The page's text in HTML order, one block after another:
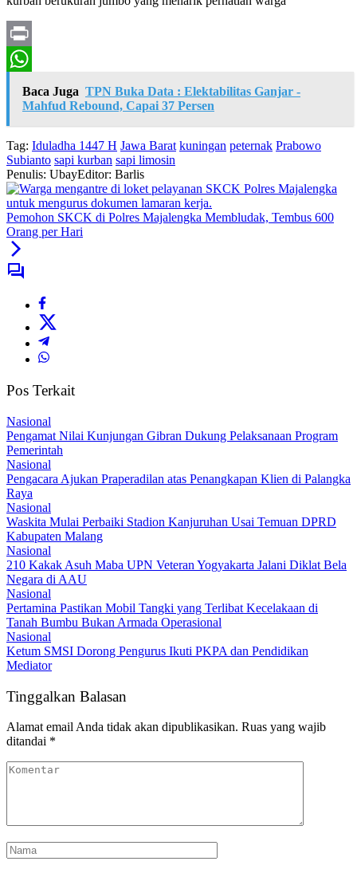
Print
WhatsApp
Baca Juga TPN Buka Data : Elektabilitas Ganjar -
Mahfud Rebound, Capai 37 Persen
Tag: Iduladha 1447 H Jawa Barat kuningan peternak Prabowo
Subianto sapi kurban sapi limosin
Penulis: UbayEditor: Barlis
Pemohon SKCK di Polres Majalengka Membludak, Tembus 600
Orang per Hari
Pos Terkait
Nasional
Pengamat Nilai Kunjungan Gibran Dukung Pelaksanaan Program
Pemerintah
Nasional
Pengacara Ajukan Praperadilan atas Penangkapan Klien di Palangka
Raya
Nasional
Waskita Mulai Perbaiki Stadion Kanjuruhan Usai Temuan DPRD
Kabupaten Malang
Nasional
210 Kakak Asuh Maba UPN Veteran Yogyakarta Jalani Diklat Bela
Negara di AAU
Nasional
Pertamina Pastikan Mobil Tangki yang Terlibat Kecelakaan di
Tanah Bumbu Bukan Armada Operasional
Nasional
Ketum SMSI Dorong Pengurus Ikuti PKPA dan Pendidikan
Mediator
Tinggalkan Balasan
Alamat email Anda tidak akan dipublikasikan. Ruas yang wajib
ditandai *